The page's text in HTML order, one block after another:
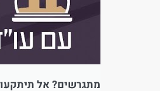
מתגרשים? אל תיתקעו